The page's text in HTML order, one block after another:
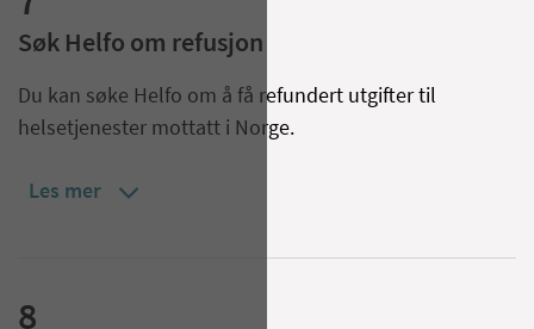
Søk Helfo om refusjon
Du kan søke Helfo om å få refundert utgifter til
helsetjenester mottatt i Norge.
Les mer
8